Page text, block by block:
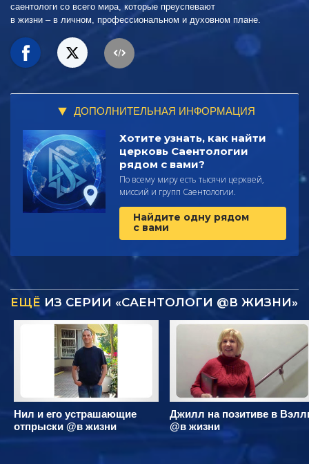
саентологи со всего мира, которые преуспевают
в жизни – в личном,
профессиональном и духовном плане.
ДОПОЛНИТЕЛЬНАЯ ИНФОРМАЦИЯ
Хотите узнать, как найти
церковь Саентологии
рядом с вами?
По всему миру есть тысячи церквей,
миссий и групп Саентологии.
Найдите одну рядом
с вами
ЕЩЁ ИЗ СЕРИИ «САЕНТОЛОГИ @В ЖИЗНИ»
Нил и его устрашающие
отпрыски @в жизни
Джилл на позитиве в
@в жизни